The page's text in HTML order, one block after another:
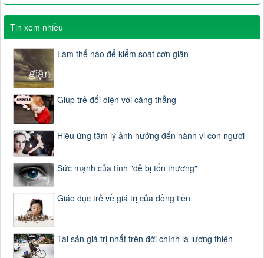
Tin xem nhiều
Làm thế nào để kiểm soát cơn giận
Giúp trẻ đối diện với căng thẳng
Hiệu ứng tâm lý ảnh hưởng đến hành vi con người
Sức mạnh của tính "dễ bị tổn thương"
Giáo dục trẻ về giá trị của đồng tiền
Tài sản giá trị nhất trên đời chính là lương thiện